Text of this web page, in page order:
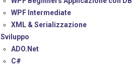
WPF Intermediate
XML & Serializzazione
Sviluppo
ADO.Net
C#